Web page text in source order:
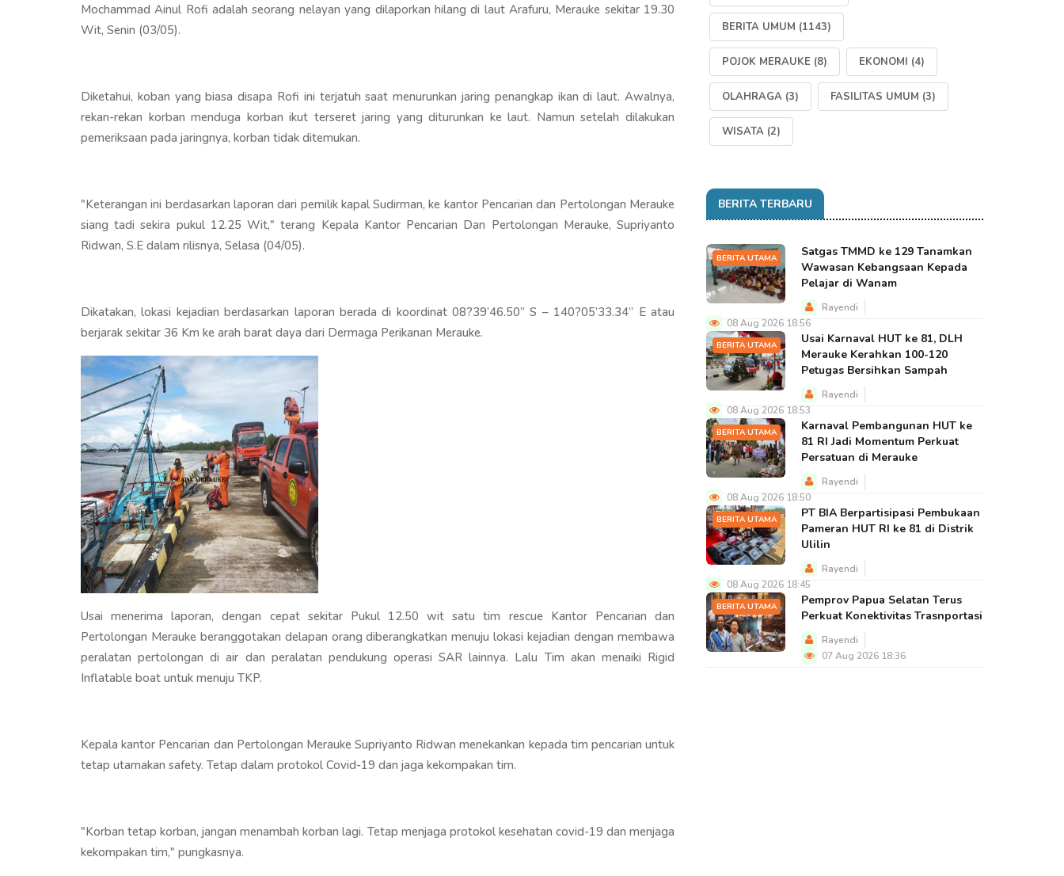
Mochammad Ainul Rofi adalah seorang nelayan yang dilaporkan hilang di laut Arafuru, Merauke sekitar 19.30
Wit, Senin (03/05).
Diketahui, koban yang biasa disapa Rofi ini terjatuh saat menurunkan jaring penangkap ikan di laut. Awalnya,
rekan-rekan korban menduga korban ikut terseret jaring yang diturunkan ke laut. Namun setelah dilakukan
pemeriksaan pada jaringnya, korban tidak ditemukan.
"Keterangan ini berdasarkan laporan dari pemilik kapal Sudirman, ke kantor Pencarian dan Pertolongan Merauke
siang tadi sekira pukul 12.25 Wit," terang Kepala Kantor Pencarian Dan Pertolongan Merauke, Supriyanto
Ridwan, S.E dalam rilisnya, Selasa (04/05).
Dikatakan, lokasi kejadian berdasarkan laporan berada di koordinat 08?39’46.50’’ S – 140?05’33.34’’ E atau
berjarak sekitar 36 Km ke arah barat daya dari Dermaga Perikanan Merauke.
Usai menerima laporan, dengan cepat sekitar Pukul 12.50 wit satu tim rescue Kantor Pencarian dan
Pertolongan Merauke beranggotakan delapan orang diberangkatkan menuju lokasi kejadian dengan membawa
peralatan pertolongan di air dan peralatan pendukung operasi SAR lainnya. Lalu Tim akan menaiki Rigid
Inflatable boat untuk menuju TKP.
Kepala kantor Pencarian dan Pertolongan Merauke Supriyanto Ridwan menekankan kepada tim pencarian untuk
tetap utamakan safety. Tetap dalam protokol Covid-19 dan jaga kekompakan tim.
"Korban tetap korban, jangan menambah korban lagi. Tetap menjaga protokol kesehatan covid-19 dan menjaga
kekompakan tim," pungkasnya.
BERITA UMUM (1143)
POJOK MERAUKE (8) EKONOMI (4)
OLAHRAGA (3) FASILITAS UMUM (3)
WISATA (2)
BERITA TERBARU
BERITA UTAMA
Satgas TMMD ke 129 Tanamkan
Wawasan Kebangsaan Kepada
Pelajar di Wanam
Rayendi
08 Aug 2026 18:56
BERITA UTAMA
Usai Karnaval HUT ke 81, DLH
Merauke Kerahkan 100-120
Petugas Bersihkan Sampah
Rayendi
08 Aug 2026 18:53
BERITA UTAMA
Karnaval Pembangunan HUT ke
81 RI Jadi Momentum Perkuat
Persatuan di Merauke
Rayendi
08 Aug 2026 18:50
BERITA UTAMA
PT BIA Berpartisipasi Pembukaan
Pameran HUT RI ke 81 di Distrik
Ulilin
Rayendi
08 Aug 2026 18:45
BERITA UTAMA
Pemprov Papua Selatan Terus
Perkuat Konektivitas Trasnportasi
Rayendi
07 Aug 2026 18:36